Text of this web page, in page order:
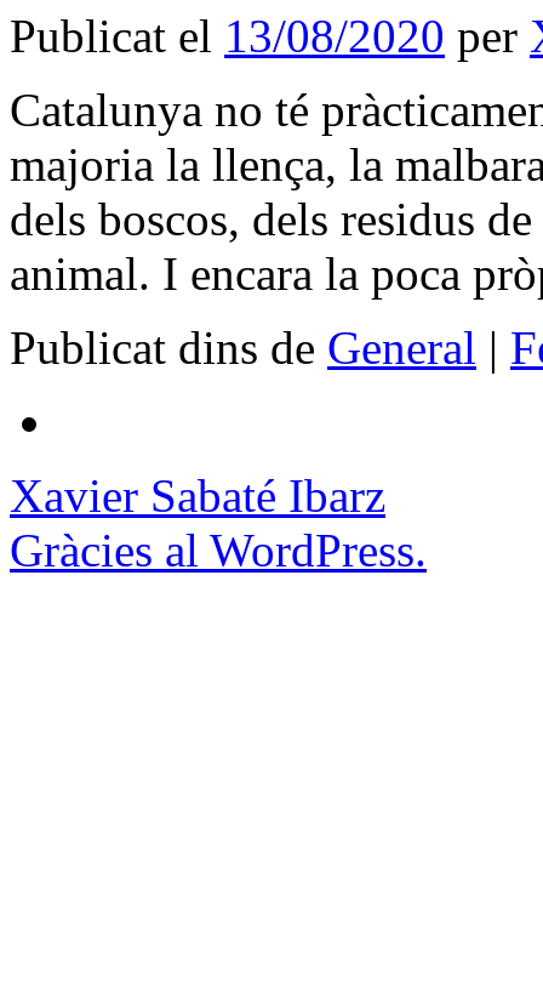
Publicat el 13/08/2020 per
Catalunya no té
majoria la llença, la
dels boscos, dels residus
animal. I encara la poca
Publicat dins de General |
Xavier Sabaté Ibarz
Gràcies al WordPress.